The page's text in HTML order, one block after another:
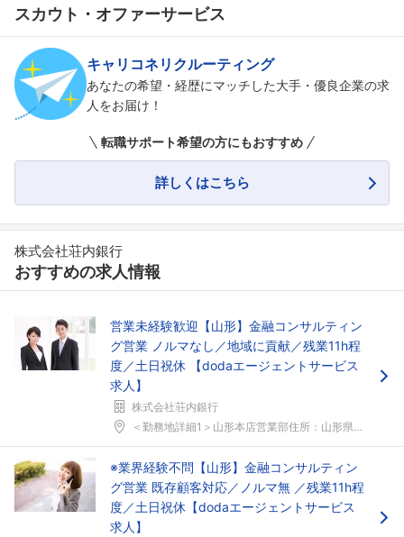
スカウト・オファーサービス
キャリコネリクルーティング
あなたの希望・経歴にマッチした大手・優良企業の求
人をお届け！
転職サポート希望の方にもおすすめ
詳しくはこちら
株式会社荘内銀行
おすすめの求人情報
営業未経験歓迎【山形】金融コンサルティン
グ営業 ノルマなし／地域に貢献／残業11h程
度／土日祝休 【dodaエージェントサービス
求人】
株式会社荘内銀行
＜勤務地詳細1＞山形本店営業部住所：山形県山形市本...
※業界経験不問【山形】金融コンサルティン
グ営業 既存顧客対応／ノルマ無 ／残業11h程
度／土日祝休【dodaエージェントサービス
求人】